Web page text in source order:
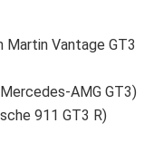
Vantage GT3
AMG GT3)
911 GT3 R)